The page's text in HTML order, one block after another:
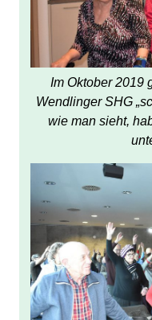
Im Oktober 2019
Wendlinger SHG
wie man sieht,